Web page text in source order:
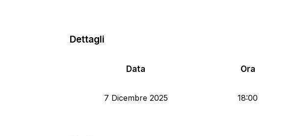
Dettagli
Data Ora
7 Dicembre 2025 18:00